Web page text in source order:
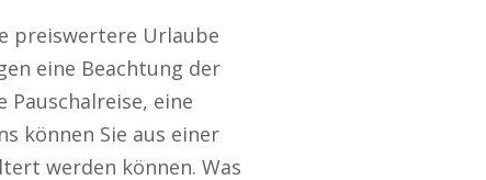
preiswertere Urlaube
eine Beachtung der
eine
können Sie aus einer
werden können. Was